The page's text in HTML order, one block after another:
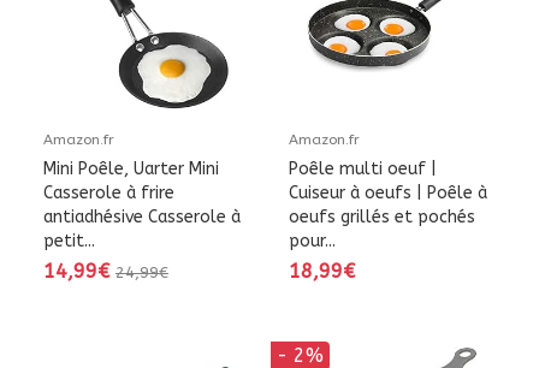
Amazon.fr
Mini Poêle, Uarter Mini
Casserole à frire
antiadhésive Casserole à
petit...
14,99€ 24,99€
Amazon.fr
Poêle multi oeuf |
Cuiseur à oeufs | Poêle à
oeufs grillés et pochés
pour...
18,99€
- 2%